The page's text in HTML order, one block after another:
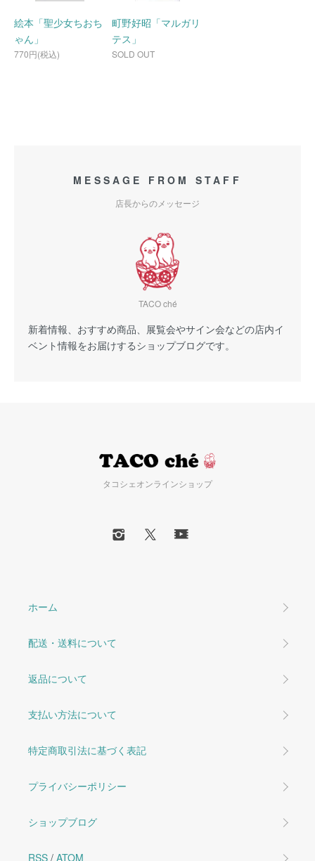
絵本「聖少女ちおち
ゃん」
770円(税込)
町野好昭「マルガリ
テス」
SOLD OUT
MESSAGE FROM STAFF
店長からのメッセージ
TACO ché
新着情報、おすすめ商品、展覧会やサイン会などの店内イ
ベント情報をお届けするショップブログです。
タコシェオンラインショップ
ホーム
配送・送料について
返品について
支払い方法について
特定商取引法に基づく表記
プライバシーポリシー
ショップブログ
RSS / ATOM